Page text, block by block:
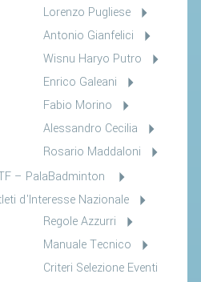
Lorenzo Pugliese
Antonio Gianfelici
Wisnu Haryo Putro
Enrico Galeani
Fabio Morino
Alessandro Cecilia
Rosario Maddaloni
– PalaBadminton
d'Interesse Nazionale
Regole Azzurri
Manuale Tecnico
Criteri Selezione Eventi